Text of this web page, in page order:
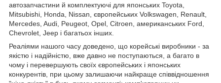
автозапчастини й комплектуючі для японських Toyota,
Mitsubishi, Honda, Nissan, європейських Volkswagen, Renault,
Mercedes, Audi, Peugeot, Opel, Citroen, американських Ford,
Chevrolet, Jeep і багатьох інших.
Реаліями нашого часу доведено, що корейські виробники - за
якістю і надійністю, вже давно не поступаються, а багато в
чому і перевершують своїх європейських і японських
конкурентів, при цьому залишаючи найкраще співвідношення